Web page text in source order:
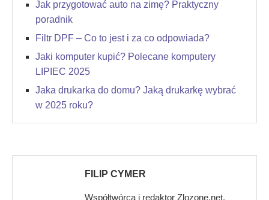
Jak przygotować auto na zimę? Praktyczny
poradnik
Filtr DPF – Co to jest i za co odpowiada?
Jaki komputer kupić? Polecane komputery
LIPIEC 2025
Jaka drukarka do domu? Jaką drukarkę wybrać
w 2025 roku?
FILIP CYMER
Współtwórca i redaktor Zlozone.net.